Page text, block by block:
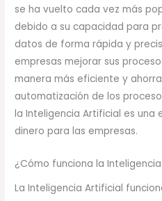
se ha vuelto cada vez más
debido a su capacidad para
datos de forma rápida y
empresas mejorar sus
manera más eficiente y
automatización de los
la Inteligencia Artificial es una
dinero para las empresas.
¿Cómo funciona la
La Inteligencia Artificial